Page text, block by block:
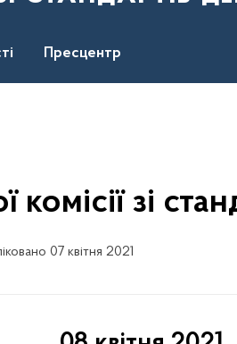
Пресцентр
зі
07 квітня 2021